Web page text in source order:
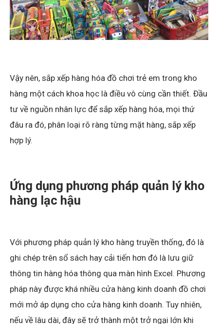
Vậy nên, sắp xếp hàng hóa đồ chơi trẻ em trong kho
hàng một cách khoa học là điều vô cùng cần thiết. Đầu
tư về nguồn nhân lực để sắp xếp hàng hóa, mọi thứ
đâu ra đó, phân loại rõ ràng từng mặt hàng, sắp xếp
hợp lý.
Ứng dụng phương pháp quản lý kho
hàng lạc hậu
Với phương pháp quản lý kho hàng truyền thống, đó là
ghi chép trên sổ sách hay cải tiến hơn đó là lưu giữ
thông tin hàng hóa thông qua màn hình Excel. Phương
pháp này được khá nhiều cửa hàng kinh doanh đồ chơi
mới mở áp dụng cho cửa hàng kinh doanh. Tuy nhiên,
nếu về lâu dài, đây sẽ trở thành một trở ngại lớn khi